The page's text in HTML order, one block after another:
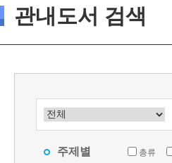
관내도서 검색
주제별 총류